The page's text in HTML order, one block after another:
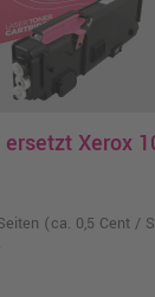
Xerox
(ca. 0,5 Cent /